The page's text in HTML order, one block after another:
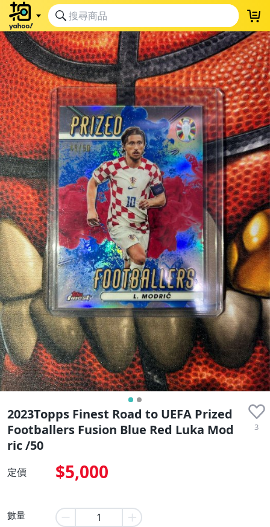
2023Topps Finest Road to UEFA Prized
Footballers Fusion Blue Red Luka Mod
ric /50
3
定價 $5,000
數量